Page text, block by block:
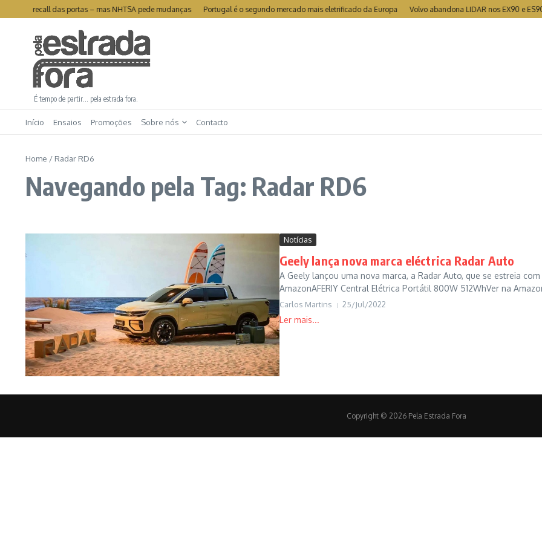
Ir para o conteúdo
se de recall das portas – mas NHTSA pede mudanças Portugal é o segundo mercado mais eletrificado da Europa Volvo abandona LIDAR nos EX90 e ES90
É tempo de partir… pela estrada fora.
Início Ensaios Promoções Sobre nós Contacto
Home / Radar RD6
Navegando pela Tag: Radar RD6
Notícias
Geely lança nova marca eléctrica Radar Auto
A Geely lançou uma nova marca, a Radar Auto, que se estreia
AmazonAFERIY Central Elétrica Portátil 800W 512WhVer na
Carlos Martins 25/Jul/2022
Copyright © 2026 Pela Estrada Fora